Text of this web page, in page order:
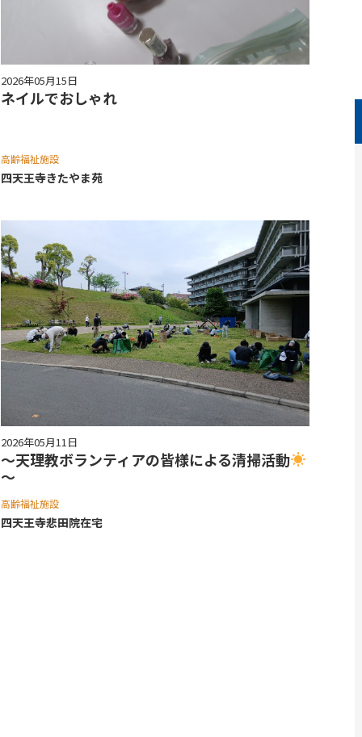
2026年05月15日
ネイルでおしゃれ
高齢福祉施設
四天王寺きたやま苑
2026年05月11日
～天理教ボランティアの皆様による清掃活動
～
高齢福祉施設
四天王寺悲⽥院在宅